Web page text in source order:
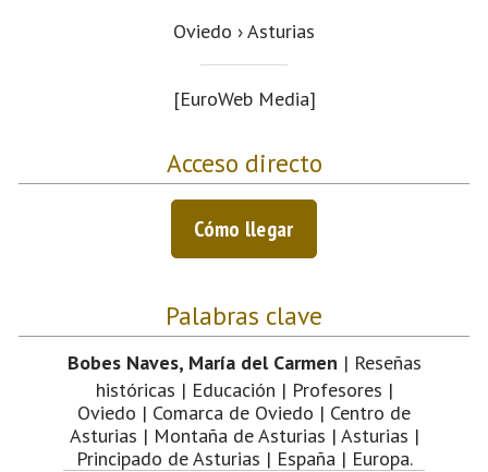
Oviedo › Asturias
[EuroWeb Media]
Acceso directo
Cómo llegar
Palabras clave
Bobes Naves, María del Carmen | Reseñas
históricas | Educación | Profesores |
Oviedo | Comarca de Oviedo | Centro de
Asturias | Montaña de Asturias | Asturias |
Principado de Asturias | España | Europa.